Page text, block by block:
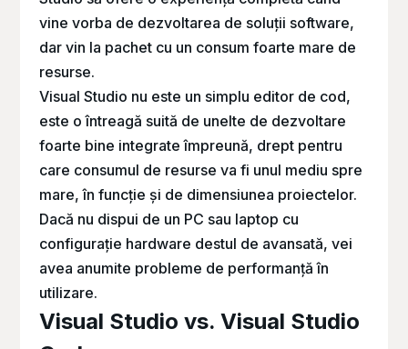
vine vorba de dezvoltarea de soluții software,
dar vin la pachet cu un consum foarte mare de
resurse.
Visual Studio nu este un simplu editor de cod,
este o întreagă suită de unelte de dezvoltare
foarte bine integrate împreună, drept pentru
care consumul de resurse va fi unul mediu spre
mare, în funcție și de dimensiunea proiectelor.
Dacă nu dispui de un PC sau laptop cu
configurație hardware destul de avansată, vei
avea anumite probleme de performanță în
utilizare.
Visual Studio vs. Visual Studio